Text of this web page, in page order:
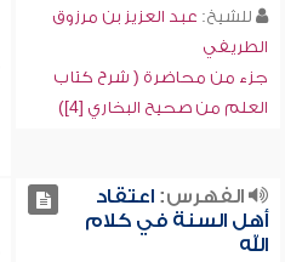
للشيخ: عبد العزيز بن مرزوق
الطريفي
جزء من محاضرة ( شرح كتاب
العلم من صحيح البخاري [4])
الفهرس:اعتقاد
أهل السنة في كلام
الله